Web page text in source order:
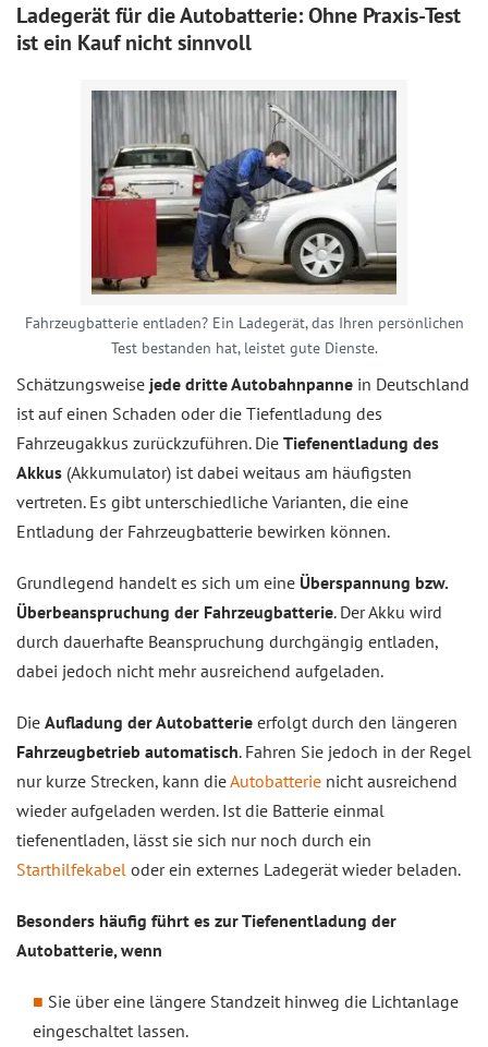
Ladegerät für die Autobatterie: Ohne Praxis-Test
ist ein Kauf nicht sinnvoll
Fahrzeugbatterie entladen? Ein Ladegerät, das Ihren persönlichen
Test bestanden hat, leistet gute Dienste.
Schätzungsweise jede dritte Autobahnpanne in Deutschland
ist auf einen Schaden oder die Tiefentladung des
Fahrzeugakkus zurückzuführen. Die Tiefenentladung des
Akkus (Akkumulator) ist dabei weitaus am häufigsten
vertreten. Es gibt unterschiedliche Varianten, die eine
Entladung der Fahrzeugbatterie bewirken können.
Grundlegend handelt es sich um eine Überspannung bzw.
Überbeanspruchung der Fahrzeugbatterie. Der Akku wird
durch dauerhafte Beanspruchung durchgängig entladen,
dabei jedoch nicht mehr ausreichend aufgeladen.
Die Aufladung der Autobatterie erfolgt durch den längeren
Fahrzeugbetrieb automatisch. Fahren Sie jedoch in der Regel
nur kurze Strecken, kann dieAutobatterie nicht ausreichend
wieder aufgeladen werden. Ist die Batterie einmal
tiefenentladen, lässt sie sich nur noch durch ein
Starthilfekabel oder ein externes Ladegerät wieder beladen.
Besonders häufig führt es zur Tiefenentladung der
Autobatterie, wenn
Sie über eine längere Standzeit hinweg die Lichtanlage
eingeschaltet lassen.